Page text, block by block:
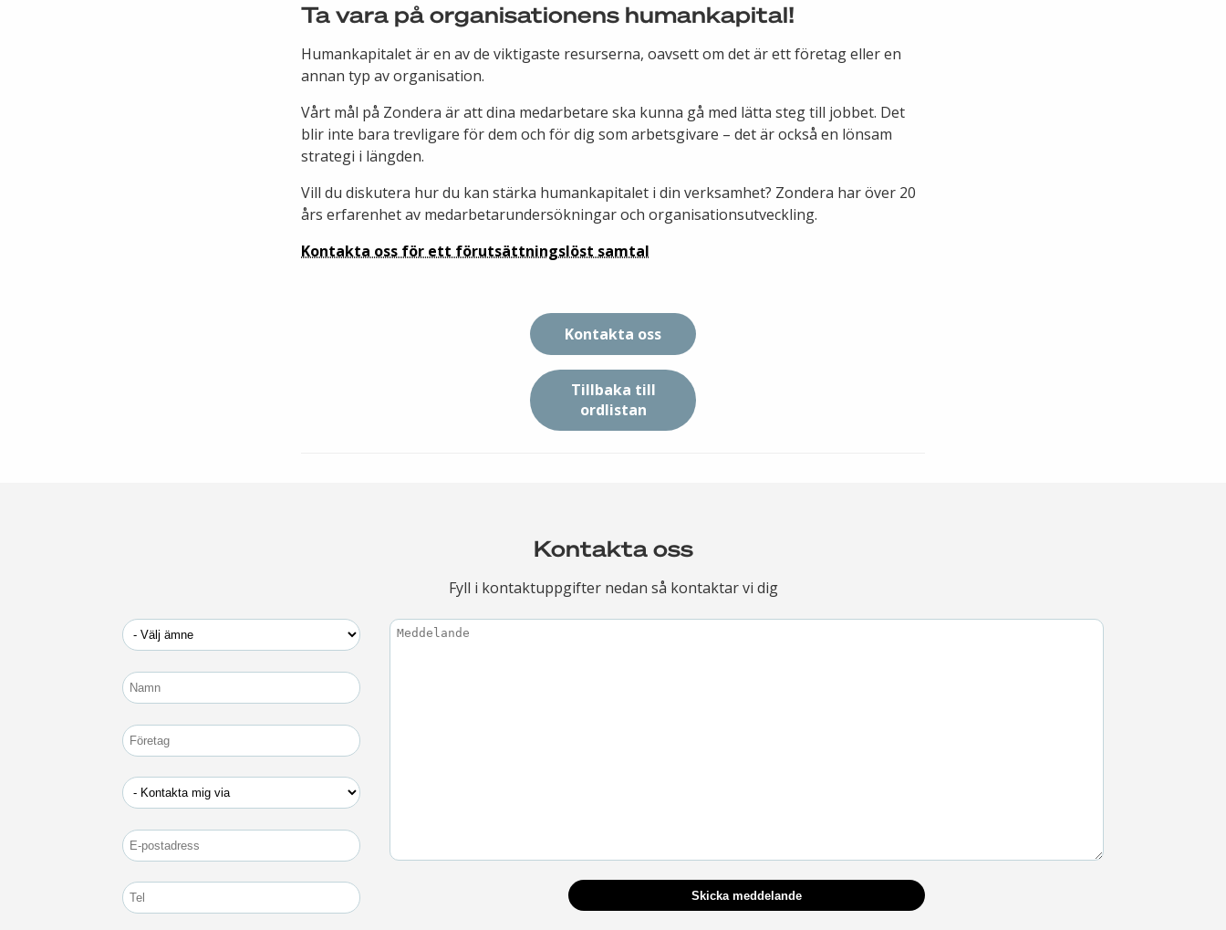
Ta vara på organisationens humankapital!
Humankapitalet är en av de viktigaste resurserna, oavsett om det är ett företag eller en
annan typ av organisation.
Vårt mål på Zondera är att dina medarbetare ska kunna gå med lätta steg till jobbet. Det
blir inte bara trevligare för dem och för dig som arbetsgivare – det är också en lönsam
strategi i längden.
Vill du diskutera hur du kan stärka humankapitalet i din verksamhet? Zondera har över 20
års erfarenhet av medarbetarundersökningar och organisationsutveckling.
Kontakta oss för ett förutsättningslöst samtal
Kontakta oss
Tillbaka till
ordlistan
Kontakta oss
Fyll i kontaktuppgifter nedan så kontaktar vi dig
Skicka meddelande